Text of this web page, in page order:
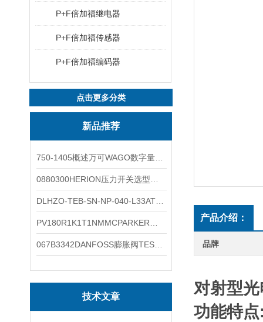
P+F倍加福继电器
P+F倍加福传感器
P+F倍加福编码器
点击更多分类
新品推荐
技术文章
产品介绍：
品牌
对射型
功能特